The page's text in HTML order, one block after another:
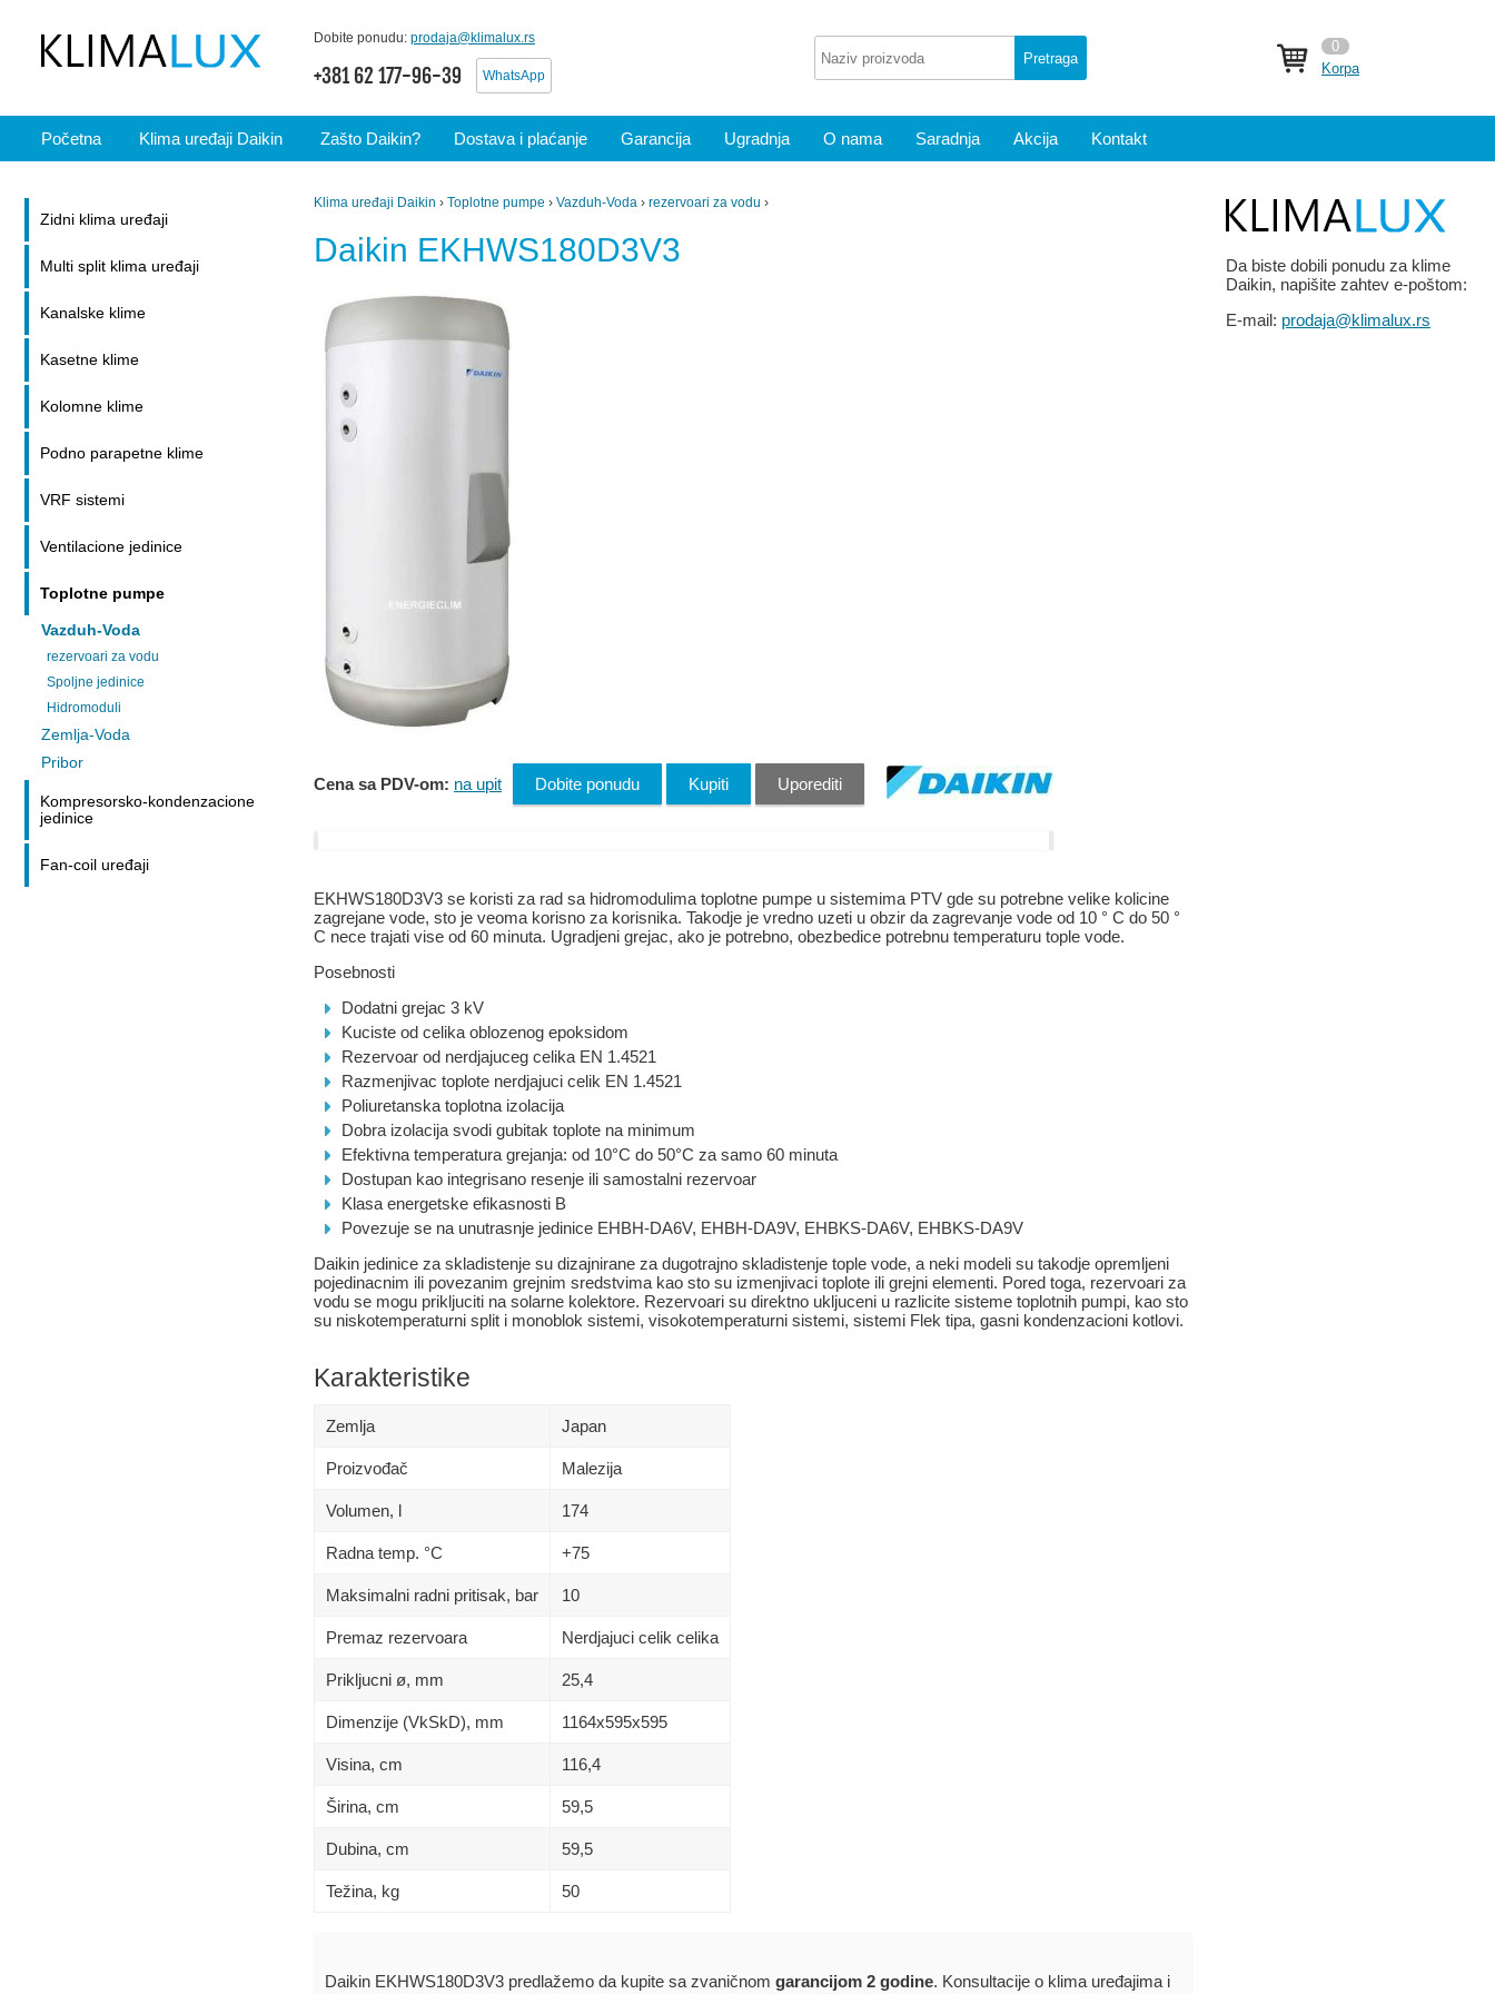
Dobite ponudu: prodaja@klimalux.rs
+381 62 177-96-39 WhatsApp
Pretraga
0
Korpa
Početna Klima uređaji Daikin Zašto Daikin? Dostava i plaćanje Garancija Ugradnja O nama Saradnja Akcija Kontakt
Klima uređaji Daikin › Toplotne pumpe › Vazduh-Voda › rezervoari za vodu ›
Daikin EKHWS180D3V3
Cena sa PDV-om: na upit Dobite ponudu Kupiti Uporediti
EKHWS180D3V3 se koristi za rad sa hidromodulima toplotne pumpe u sistemima PTV gde su potrebne velike kolicine
zagrejane vode, sto je veoma korisno za korisnika. Takodje je vredno uzeti u obzir da zagrevanje vode od 10 ° C do 50 °
C nece trajati vise od 60 minuta. Ugradjeni grejac, ako je potrebno, obezbedice potrebnu temperaturu tople vode.
Posebnosti
Dodatni grejac 3 kV
Kuciste od celika oblozenog epoksidom
Rezervoar od nerdjajuceg celika EN 1.4521
Razmenjivac toplote nerdjajuci celik EN 1.4521
Poliuretanska toplotna izolacija
Dobra izolacija svodi gubitak toplote na minimum
Efektivna temperatura grejanja: od 10°C do 50°C za samo 60 minuta
Dostupan kao integrisano resenje ili samostalni rezervoar
Klasa energetske efikasnosti B
Povezuje se na unutrasnje jedinice EHBH-DA6V, EHBH-DA9V, EHBKS-DA6V, EHBKS-DA9V
Daikin jedinice za skladistenje su dizajnirane za dugotrajno skladistenje tople vode, a neki modeli su takodje opremljeni
pojedinacnim ili povezanim grejnim sredstvima kao sto su izmenjivaci toplote ili grejni elementi. Pored toga, rezervoari za
vodu se mogu prikljuciti na solarne kolektore. Rezervoari su direktno ukljuceni u razlicite sisteme toplotnih pumpi, kao sto
su niskotemperaturni split i monoblok sistemi, visokotemperaturni sistemi, sistemi Flek tipa, gasni kondenzacioni kotlovi.
Karakteristike
Zemlja Japan
Proizvođač Malezija
Volumen, l 174
Radna temp. °C +75
Maksimalni radni pritisak, bar 10
Premaz rezervoara Nerdjajuci celik celika
Prikljucni ø, mm 25,4
Dimenzije (VkSkD), mm 1164х595х595
Visina, сm 116,4
Širina, сm 59,5
Dubina, сm 59,5
Težina, kg 50
Daikin EKHWS180D3V3 predlažemo da kupite sa zvaničnom garancijom 2 godine. Konsultacije o klima uređajima i
Zidni klima uređaji
Multi split klima uređaji
Kanalske klime
Kasetne klime
Kolomne klime
Podno parapetne klime
VRF sistemi
Ventilacione jedinice
Toplotne pumpe
Vazduh-Voda
rezervoari za vodu
Spoljne jedinice
Hidromoduli
Zemlja-Voda
Pribor
Kompresorsko-kondenzacione
jedinice
Fan-coil uređaji
Da biste dobili ponudu za klime
Daikin, napišite zahtev e-poštom:
E-mail: prodaja@klimalux.rs